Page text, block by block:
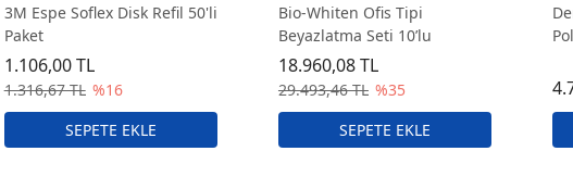
3M Espe Soflex Disk Refil 50'li
Paket
1.316,67 TL %16
1.106,00 TL
Bio-Whiten Ofis Tipi
Beyazlatma Seti 10’lu
29.493,46 TL %35
18.960,08 TL